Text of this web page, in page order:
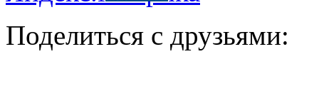
Поделиться с друзьями: